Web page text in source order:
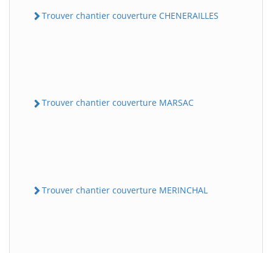
Trouver chantier couverture CHENERAILLES
Trouver chantier couverture MARSAC
Trouver chantier couverture MERINCHAL